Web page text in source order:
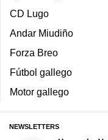
CD Lugo
Andar Miudiño
Forza Breo
Fútbol gallego
Motor gallego
NEWSLETTERS